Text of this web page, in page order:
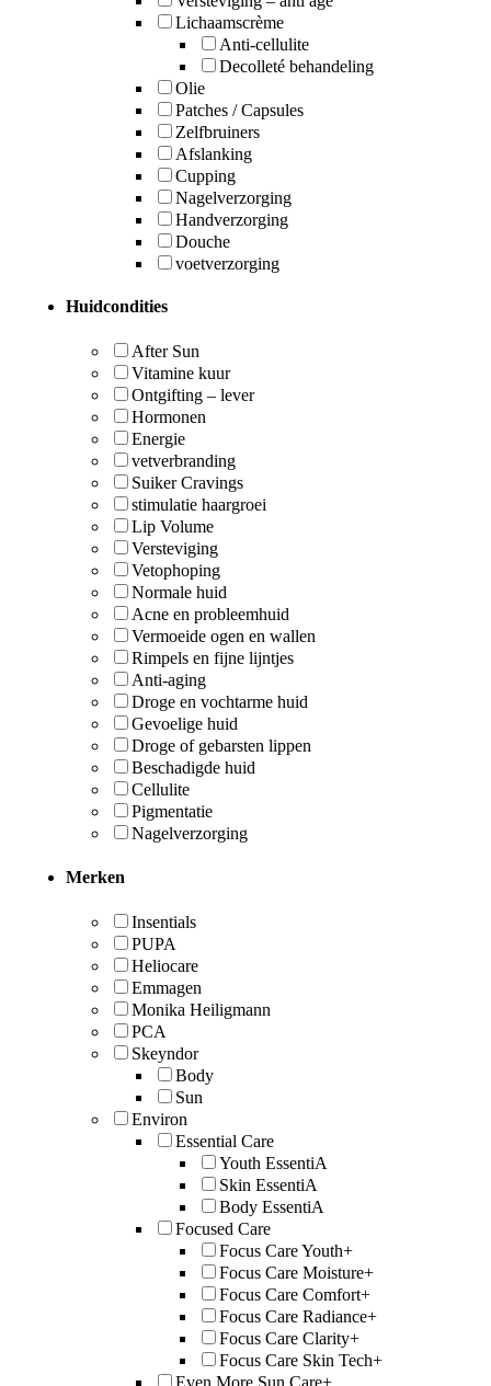
Lichaamscrème
Anti-cellulite
Decolleté behandeling
Olie
Patches / Capsules
Zelfbruiners
Afslanking
Cupping
Nagelverzorging
Handverzorging
Douche
voetverzorging
Huidcondities
After Sun
Vitamine kuur
Ontgifting – lever
Hormonen
Energie
vetverbranding
Suiker Cravings
stimulatie haargroei
Lip Volume
Versteviging
Vetophoping
Normale huid
Acne en probleemhuid
Vermoeide ogen en wallen
Rimpels en fijne lijntjes
Anti-aging
Droge en vochtarme huid
Gevoelige huid
Droge of gebarsten lippen
Beschadigde huid
Cellulite
Pigmentatie
Nagelverzorging
Merken
Insentials
PUPA
Heliocare
Emmagen
Monika Heiligmann
PCA
Skeyndor
Body
Sun
Environ
Essential Care
Youth EssentiA
Skin EssentiA
Body EssentiA
Focused Care
Focus Care Youth+
Focus Care Moisture+
Focus Care Comfort+
Focus Care Radiance+
Focus Care Clarity+
Focus Care Skin Tech+
Even More Sun Care+